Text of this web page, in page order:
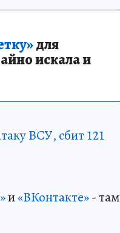
для
искала и
ВСУ, сбит 121
и«ВКонтакте»- там